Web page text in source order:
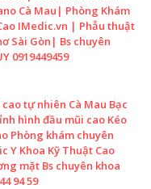
Cà Mau| Phòng Khám
IMedic.vn | Phẫu thuật
Sài Gòn| Bs chuyên
0919449459
tự nhiên Cà Mau Bạc
hình đầu mũi cao Kéo
Phòng khám chuyên
Y Khoa Kỹ Thuật Cao
mặt Bs chuyên khoa
94 59